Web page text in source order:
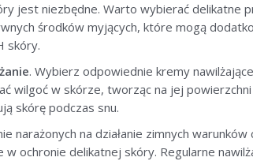
jest niezbędne. Warto wybierać delikatne
środków myjących, które mogą
skóry.
. Wybierz odpowiednie kremy
wilgoć w skórze, tworząc na jej
skórę podczas snu.
narażonych na działanie zimnych
ochronie delikatnej skóry. Regularne